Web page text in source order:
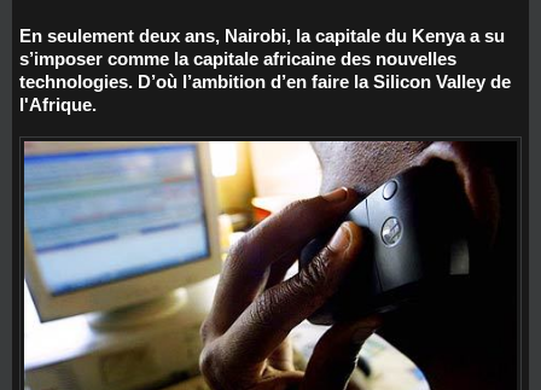
En seulement deux ans, Nairobi, la capitale du Kenya a su
s’imposer comme la capitale africaine des nouvelles
technologies. D’où l’ambition d’en faire la Silicon Valley de
l'Afrique.